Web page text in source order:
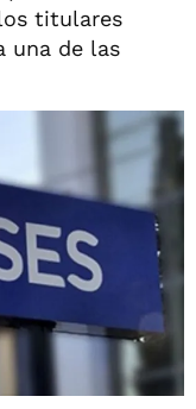
titulares
una de las